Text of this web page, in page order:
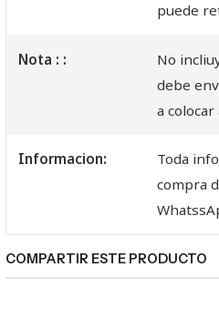
puede
Nota : :
No
debe
a
Informacion:
Toda
compra
COMPARTIR ESTE PRODUCTO